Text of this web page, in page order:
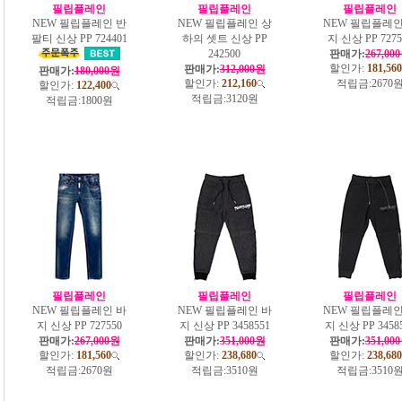
필립플레인
NEW 필립플레인 반
팔티 신상 PP 724401
판매가:180,000원
할인가: 122,400
적립금:1800원
필립플레인
NEW 필립플레인 상
하의 셋트 신상 PP
242500
판매가:312,000원
할인가: 212,160
적립금:3120원
필립플레인
NEW 필립플레
지 신상 PP
판매가:
할인가: 181,560
적립금:2670
필립플레인
NEW 필립플레인 바
지 신상 PP 727550
판매가:267,000원
할인가: 181,560
적립금:2670원
필립플레인
NEW 필립플레인 바
지 신상 PP 3458551
판매가:351,000원
할인가: 238,680
적립금:3510원
필립플레인
NEW 필립플레
지 신상 PP
판매가:
할인가: 238,680
적립금:3510